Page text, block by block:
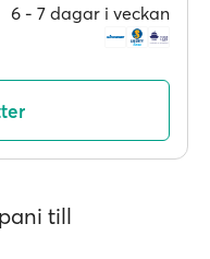
6 ‐ 7 dagar i veckan
till